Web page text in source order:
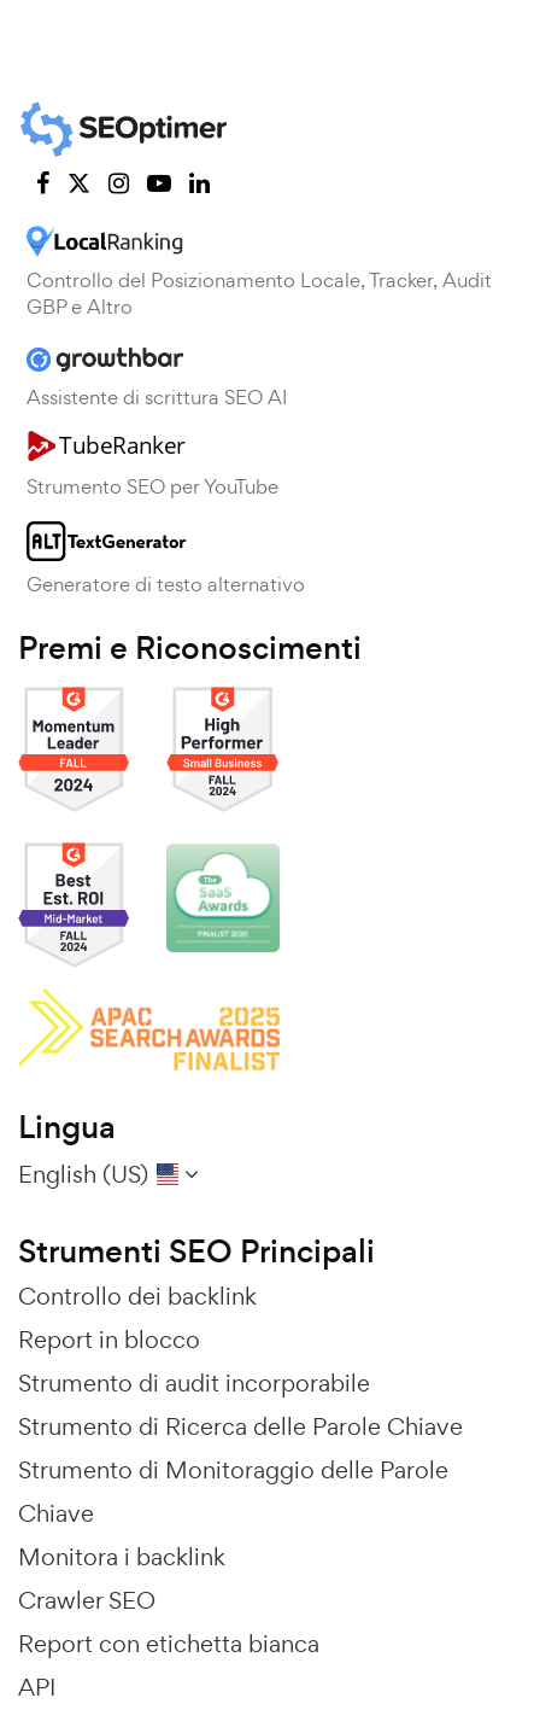
Controllo del Posizionamento Locale, Tracker, Audit
GBP e Altro
Assistente di scrittura SEO AI
Strumento SEO per YouTube
Generatore di testo alternativo
Premi e Riconoscimenti
Lingua
English (US)
Strumenti SEO Principali
Controllo dei backlink
Report in blocco
Strumento di audit incorporabile
Strumento di Ricerca delle Parole Chiave
Strumento di Monitoraggio delle Parole
Chiave
Monitora i backlink
Crawler SEO
Report con etichetta bianca
API